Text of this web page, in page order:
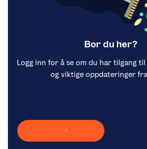
Bor du her?
Logg inn for å se om du har tilgang
og viktige oppdateringer
Laster inn Vipps …